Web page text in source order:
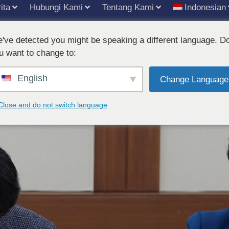
Hubungi Kami Tentang Kami Indonesian
Gimcheon Tandatangani
detected you might be speaking a different language.
want to change to:
English Change Language
and do not switch language